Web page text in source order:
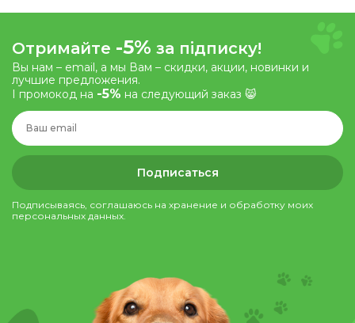
Отримайте -5% за підписку!
Вы нам – email, а мы Вам – скидки, акции, новинки и
лучшие предложения.
І промокод на -5% на следующий заказ 😸
Подписаться
Подписываясь, соглашаюсь на хранение и обработку моих
персональных данных.